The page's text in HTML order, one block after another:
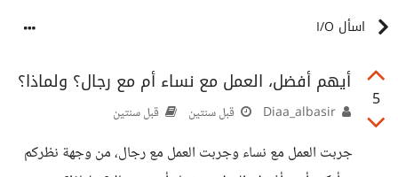
اسأل I/O
5
أيهم أفضل، العمل مع نساء أم مع رجال؟ ولماذا؟
قبل سنتين قبل سنتين
جربت العمل مع نساء وجربت العمل مع رجال، من وجهة نظركم